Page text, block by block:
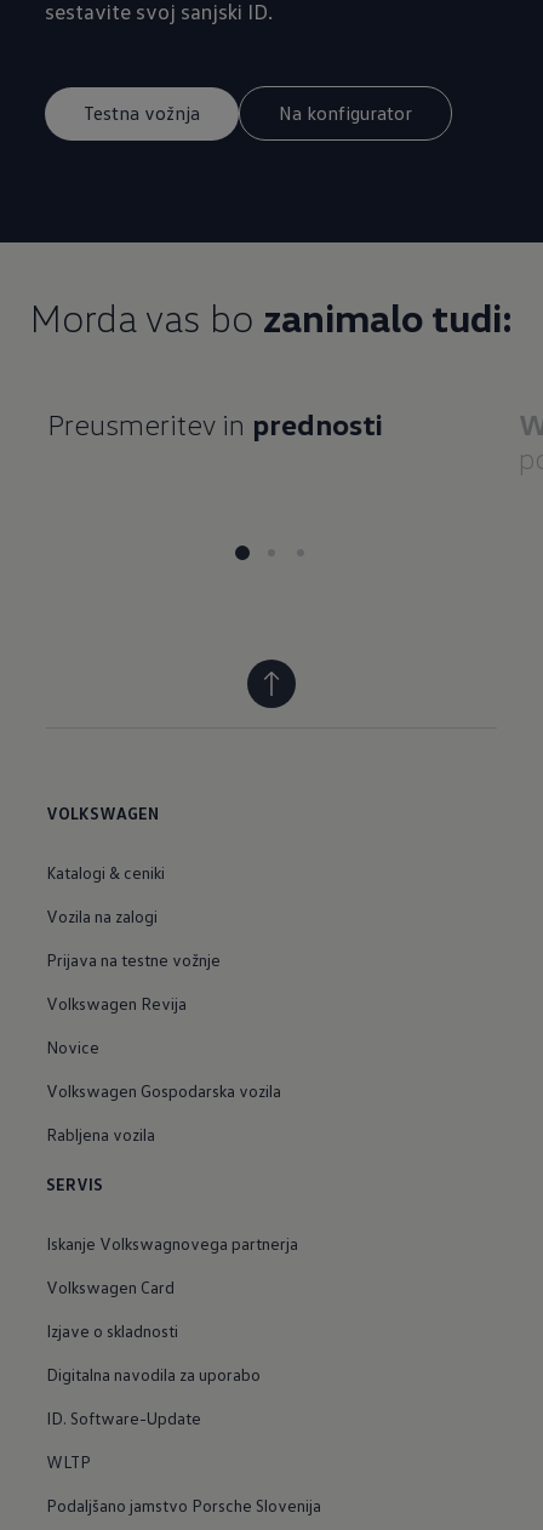
sestavite svoj sanjski ID.
Testna vožnja Na konfigurator
Morda vas bo zanimalo tudi:
Preusmeritev in prednosti
VOLKSWAGEN
Katalogi & ceniki
Vozila na zalogi
Prijava na testne vožnje
Volkswagen Revija
Novice
Volkswagen Gospodarska vozila
Rabljena vozila
SERVIS
Iskanje Volkswagnovega partnerja
Volkswagen Card
Izjave o skladnosti
Digitalna navodila za uporabo
ID. Software-Update
WLTP
Podaljšano jamstvo Porsche Slovenija